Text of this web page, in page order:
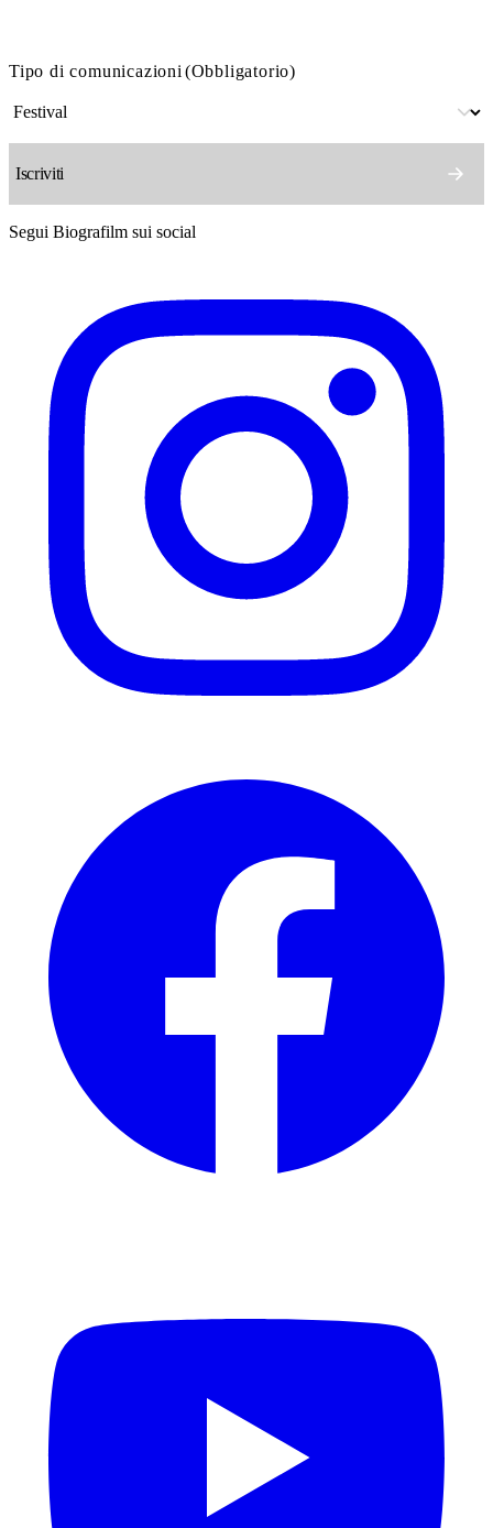
Tipo di comunicazioni (Obbligatorio)
Segui Biografilm sui social